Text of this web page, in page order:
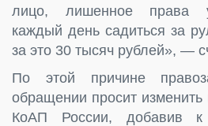
лицо, лишенное права
каждый день садиться за
за это 30 тысяч рублей», —
По этой причине
обращении просит изменить
КоАП России, добавив к